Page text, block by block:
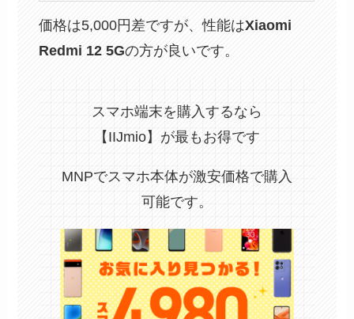
価格は5,000円差ですが、性能はXiaomi
Redmi 12 5Gの方が良いです。
スマホ端末を購入するなら
【IIJmio】が最もお得です
MNPでスマホ本体が激安価格で購入
可能です。